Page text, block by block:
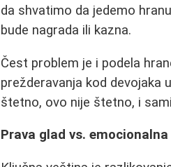
da shvatimo da jedemo
bude nagrada ili kazna.
Čest problem je i podela
prežderavanja kod devojaka
štetno, ovo nije štetno, i
Prava glad vs.